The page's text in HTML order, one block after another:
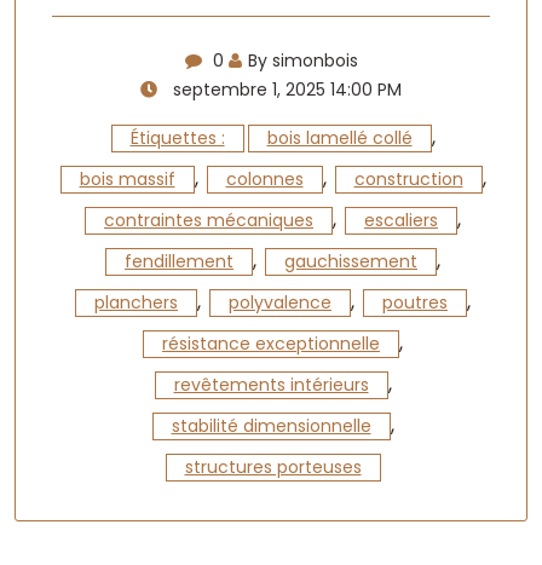
0
By simonbois
septembre 1, 2025 14:00 PM
Étiquettes :
bois lamellé collé ,
bois massif , colonnes , construction ,
contraintes mécaniques , escaliers ,
fendillement , gauchissement ,
planchers , polyvalence , poutres ,
résistance exceptionnelle ,
revêtements intérieurs ,
stabilité dimensionnelle ,
structures porteuses